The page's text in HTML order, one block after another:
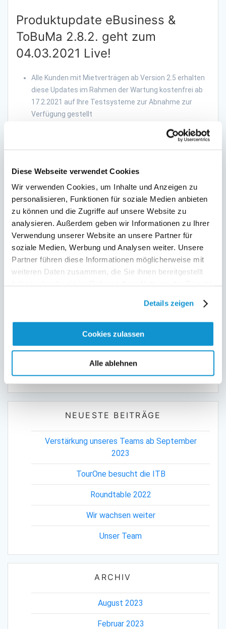
Diese Webseite verwendet Cookies
Wir verwenden Cookies, um Inhalte und Anzeigen zu
personalisieren, Funktionen für soziale Medien anbieten
zu können und die Zugriffe auf unsere Website zu
analysieren. Außerdem geben wir Informationen zu Ihrer
Verwendung unserer Website an unsere Partner für
soziale Medien, Werbung und Analysen weiter. Unsere
Partner führen diese Informationen möglicherweise mit
weiteren Daten zusammen, die Sie ihnen bereitgestellt
Details zeigen
Cookies zulassen
Alle ablehnen
Produktupdate eBusiness &
ToBuMa 2.8.2. geht zum
04.03.2021 Live!
Alle Kunden mit Mietverträgen ab Version 2.5 erhalten
diese Updates im Rahmen der Wartung kostenfrei ab
17.2.2021 auf Ihre Testsysteme zur Abnahme zur
Verfügung gestellt
Informationen zu den detaillierten Inhalten erfolgen vorab
In den kommenden Monaten werden wir über Newsletter
sowie parallel über LinkedIn, XING sowie Facebook
regelmäßig informieren.
Einfach TourOne Systems abonnieren je nach
gewünschtem Social Media Kanal und alle relevanten
Information erhalten!
Beitrag:
eBusiness & ToBuMa
NEUESTE BEITRÄGE
Verstärkung unseres Teams ab September
2023
TourOne besucht die ITB
Roundtable 2022
Wir wachsen weiter
Unser Team
ARCHIV
August 2023
Februar 2023